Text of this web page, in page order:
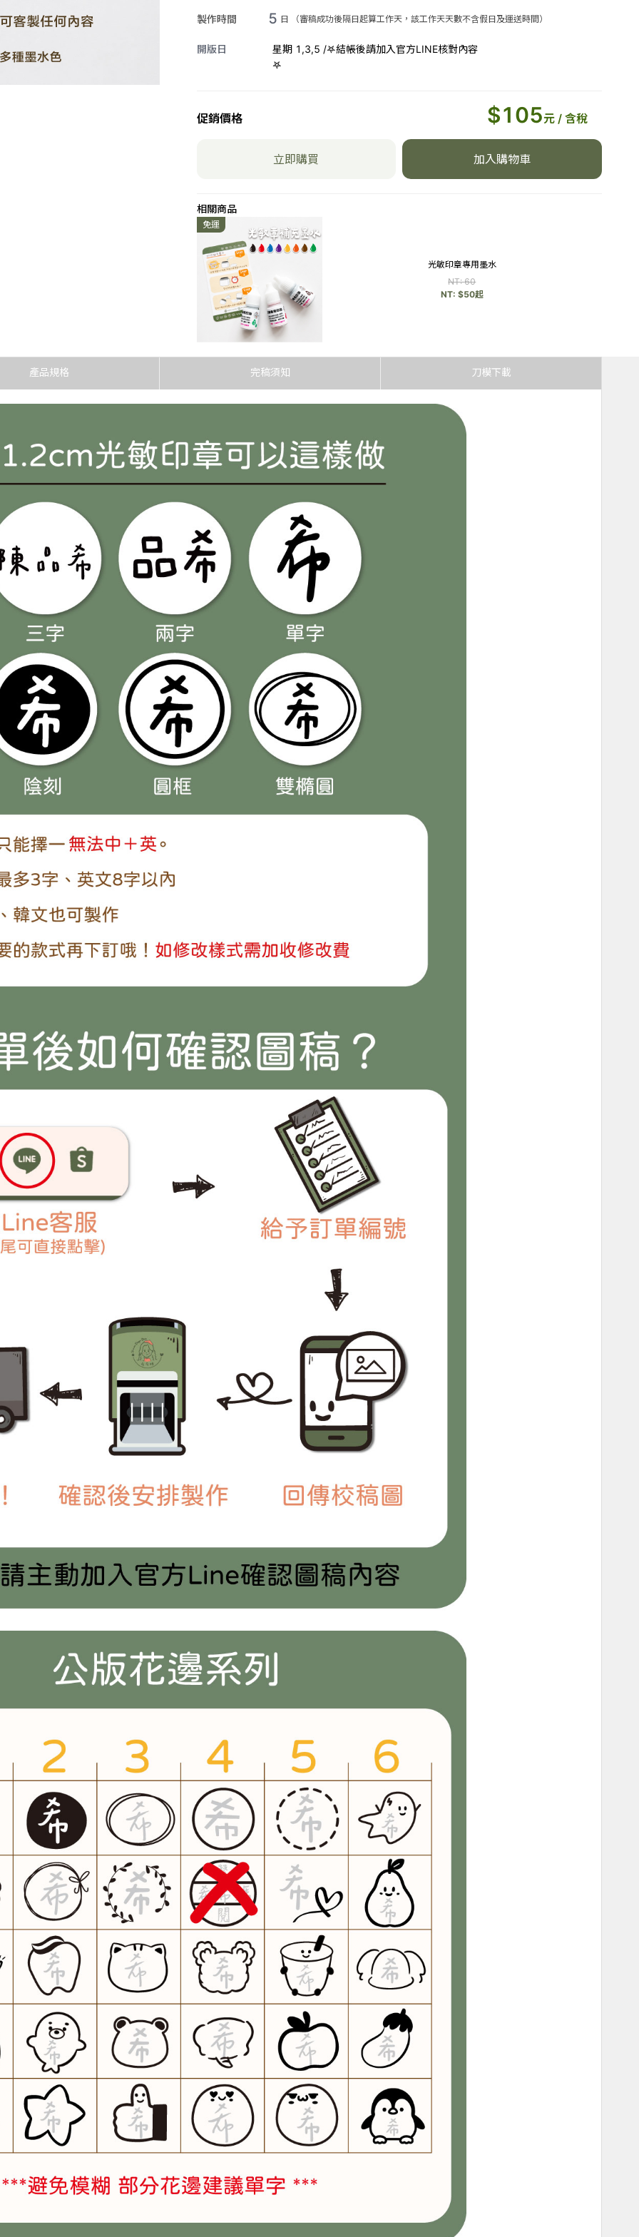
圓形框
雙橢圓
花邊區A3
花邊區A5
花邊區B1
花邊區B3
花邊區B6
花邊區C1
花邊區C2
花邊區C3
花邊區C4
花邊區C6
花邊區D1
花邊區D2
花邊區D3
花邊區E1
花邊區E4
花邊區E5
花邊區E6
橘色🧡
黃色💛
深藍💙
黑色🖤
手寫體
字體預覽(下單後請到LINE提供
粗線體
可愛香蕉體
翩翩體
陳森田體
胖胖QQ體
甜妞體
方圓體
娃娃體
粉圓體
微軟正黑體
行書體
樂筆手寫
大海體
製作時間 5 日 （審稿成功後隔日起算工作天，該工作天天數不含假日及運送時間）
開版日
星期 1,3,5 /𖤐結帳後請加入官方LINE核對內容
𖤐
促銷價格 $105元 / 含稅
立即購買 加入購物車
相關商品
光敏印章專用墨水
NT:60
NT: $50起
免運
產品規格 完稿須知 刀模下載